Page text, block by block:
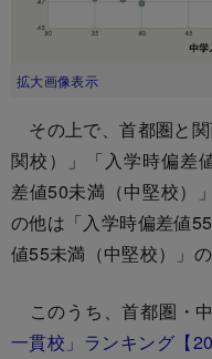
拡大画像表示
その上で、首都圏と
関校）」「入学時偏差
差値50未満（中堅校）
の他は「入学時偏差値
値55未満（中堅校）」
このうち、首都圏・
一貫校」ランキング【